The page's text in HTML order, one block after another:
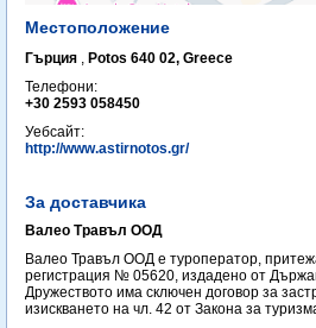
Местоположение
Гърция , Potos 640 02, Greece
Телефони:
+30 2593 058450
Уебсайт:
http://www.astirnotos.gr/
За доставчика
Валео Травъл ООД
Валео Травъл ООД е туроператор,
регистрация № 05620, издадено от
Дружеството има сключен договор за
изискването на чл. 42 от Закона за